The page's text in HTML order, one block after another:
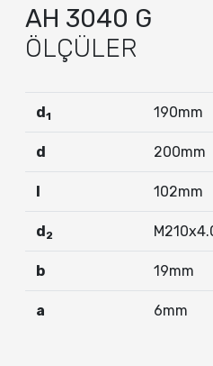
AH 3040 G
ÖLÇÜLER
d1 190mm
d 200mm
I 102mm
d2
b 19mm
a 6mm